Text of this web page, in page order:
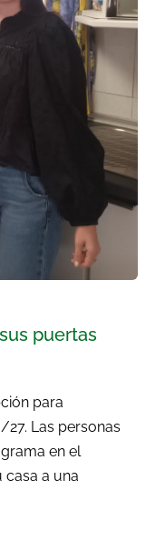
puertas
para
Las personas
en el
a una